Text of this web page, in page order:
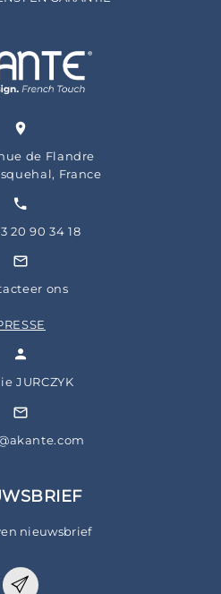
de Flandre
France
20 90 34 18
ons
JURCZYK
nieuwsbrief